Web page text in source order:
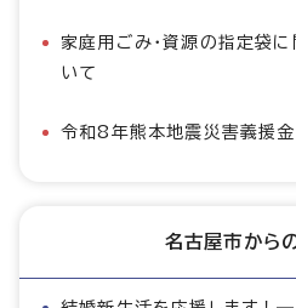
家庭用ごみ・資源の指定袋
いて
令和8年熊本地震災害義援
名古屋市から